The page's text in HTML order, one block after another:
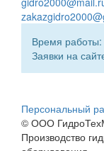
Время
Заявки на
Персональный
© ООО
Производство